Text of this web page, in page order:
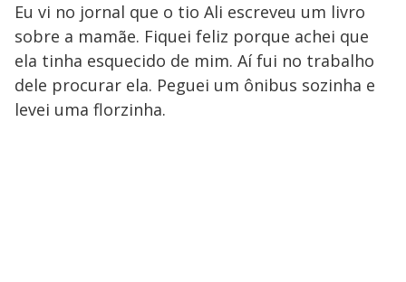
Eu vi no jornal que o tio Ali escreveu um livro
sobre a mamãe. Fiquei feliz porque achei que
ela tinha esquecido de mim. Aí fui no trabalho
dele procurar ela. Peguei um ônibus sozinha e
levei uma florzinha.